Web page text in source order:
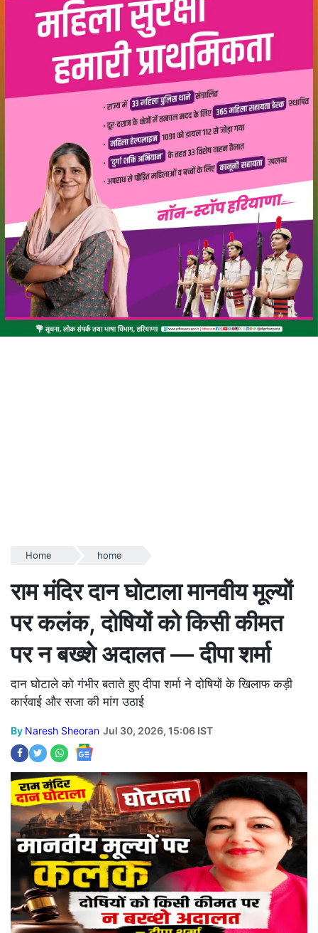
Home home
राम मंदिर दान घोटाला मानवीय मूल्यों
पर कलंक, दोषियों को किसी कीमत
पर न बख्शे अदालत — दीपा शर्मा
दान घोटाले को गंभीर बताते हुए दीपा शर्मा ने दोषियों के खिलाफ कड़ी
कार्रवाई और सजा की मांग उठाई
By Naresh Sheoran Jul 30, 2026, 15:06 IST